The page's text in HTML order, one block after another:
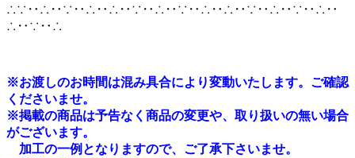
∴∵‥∴‥∵‥∴‥∴‥∵‥∴‥∵‥∴‥∴‥∵‥∴‥∵‥∴‥
∴‥∵‥∴
※お渡しのお時間は混み具合により変動いたします。ご確認
くださいませ。
※掲載の商品は予告なく商品の変更や、取り扱いの無い場合
がございます。
加工の一例となりますので、ご了承下さいませ。